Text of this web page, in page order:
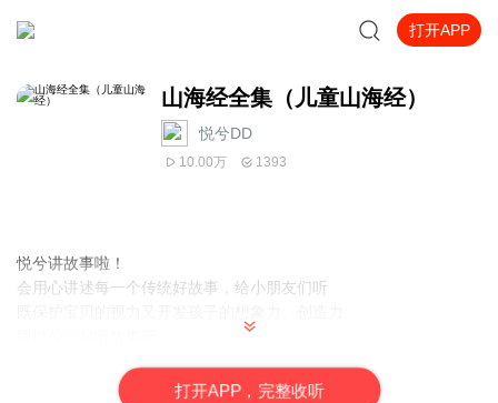
打开APP
山海经全集（儿童山海经）
悦兮DD
10.00万 1393
悦兮讲故事啦！
会用心讲述每一个传统好故事，给小朋友们听
打开APP，完整收听